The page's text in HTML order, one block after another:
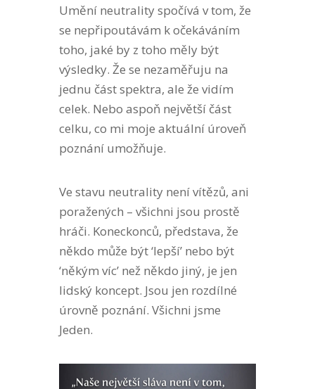
Umění neutrality spočívá v tom, že
se nepřipoutávám k očekáváním
toho, jaké by z toho měly být
výsledky. Že se nezaměřuju na
jednu část spektra, ale že vidím
celek. Nebo aspoň největší část
celku, co mi moje aktuální úroveň
poznání umožňuje.
Ve stavu neutrality není vítězů, ani
poražených – všichni jsou prostě
hráči. Koneckonců, představa, že
někdo může být ‘lepší’ nebo být
‘někým víc’ než někdo jiný, je jen
lidský koncept. Jsou jen rozdílné
úrovně poznání. Všichni jsme
Jeden.